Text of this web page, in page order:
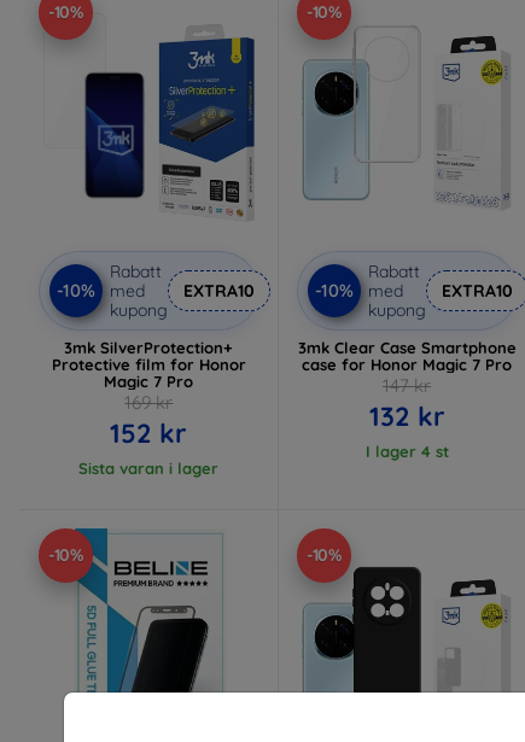
-10%
-10%
Rabatt
med
kupong
EXTRA10
3mk SilverProtection+
Protective film for Honor
Magic 7 Pro
169 kr
152 kr
Sista varan i lager
-10%
-10%
Rabatt
med
kupong
EXTRA10
3mk Clear Case Smartphone
case for Honor Magic 7 Pro
147 kr
132 kr
I lager 4 st
-10% -10%